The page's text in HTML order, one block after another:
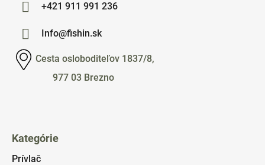
+421 911 991 236
Info@fishin.sk
Cesta osloboditeľov 1837/8,
977 03 Brezno
Kategórie
Prívlač